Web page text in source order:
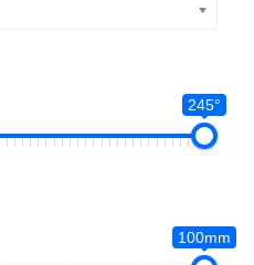
245°
100mm